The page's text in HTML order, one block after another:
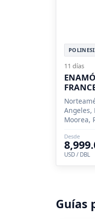
11 días
Angeles,
Moorea,
Desde
USD / DBL
Guías